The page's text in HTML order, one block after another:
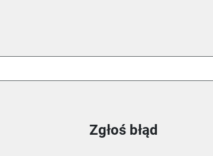
Zgłoś błąd